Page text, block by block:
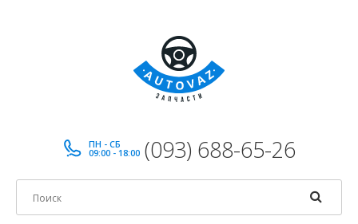
ПН - СБ
09:00 - 18:00 (093) 688-65-26